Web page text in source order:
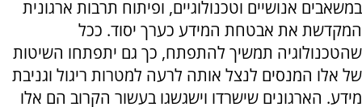
במשאבים אנושיים וטכנולוגיים, ופיתוח תרבות ארגונית
המקדשת את אבטחת המידע כערך יסוד. ככל
שהטכנולוגיה תמשיך להתפתח, כך גם יתפתחו השיטות
של אלו המנסים לנצל אותה לרעה למטרות ריגול וגניבת
מידע. הארגונים שישרדו וישגשגו בעשור הקרוב הם אלו